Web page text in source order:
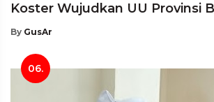
Koster Wujudkan UU Provinsi
By GusAr
06.